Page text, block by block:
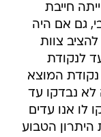
חייבת
גם אם היה
צוות
לנקודת
נקודת המוצא
נבדקו עד
לו אנו עדים
היתרון הטבוע